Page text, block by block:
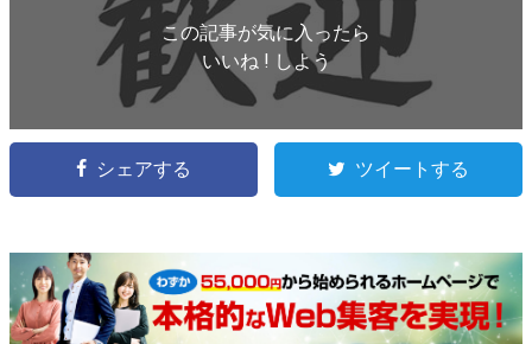
この記事が気に入ったら
いいね ! しよう
シェアする ツイートする